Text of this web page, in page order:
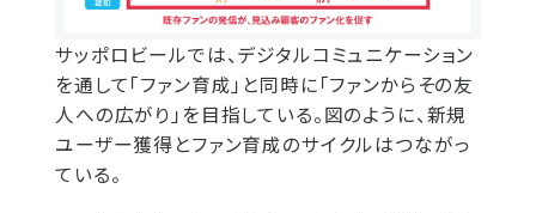
サッポロビールでは、デジタルコミュニケーション
を通して「ファン育成」と同時に「ファンからその友
人への広がり」を目指している。図のように、新規
ユーザー獲得とファン育成のサイクルはつながっ
ている。